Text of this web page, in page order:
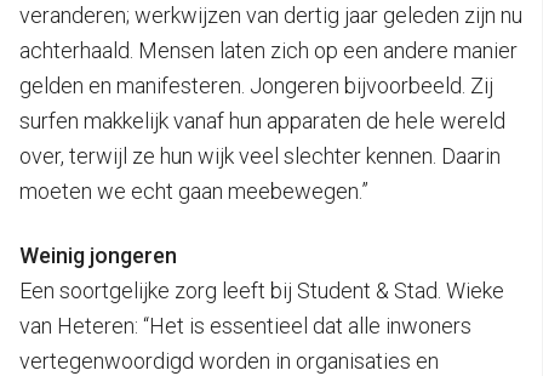
veranderen; werkwijzen van dertig jaar geleden zijn nu
achterhaald. Mensen laten zich op een andere manier
gelden en manifesteren. Jongeren bijvoorbeeld. Zij
surfen makkelijk vanaf hun apparaten de hele wereld
over, terwijl ze hun wijk veel slechter kennen. Daarin
moeten we echt gaan meebewegen.”
Weinig jongeren
Een soortgelijke zorg leeft bij Student & Stad. Wieke
van Heteren: “Het is essentieel dat alle inwoners
vertegenwoordigd worden in organisaties en